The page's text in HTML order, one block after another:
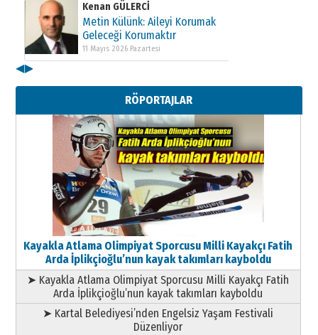
Kenan GÜLERCİ
Metin Külünk: Aileyi Korumak
Geleceği Korumaktır
11 Mayıs 2026 Pazartesi
Metin Külünk: Aileyi Korumak
Geleceği Korumaktır
11 Mayıs 2026 Pazartesi
◀▶
RÖPORTAJLAR
Kayakla Atlama Olimpiyat Sporcusu Milli Kayakçı Fatih
Arda İplikçioğlu’nun kayak takımları kayboldu
➤ Kayakla Atlama Olimpiyat Sporcusu Milli Kayakçı Fatih
Arda İplikçioğlu’nun kayak takımları kayboldu
➤ Kartal Belediyesi’nden Engelsiz Yaşam Festivali
Düzenliyor